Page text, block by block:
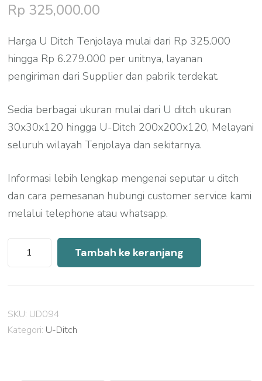
Rp 325,000.00
Harga U Ditch Tenjolaya mulai dari Rp 325.000
hingga Rp 6.279.000 per unitnya, layanan
pengiriman dari Supplier dan pabrik terdekat.
Sedia berbagai ukuran mulai dari U ditch ukuran
30x30x120 hingga U-Ditch 200x200x120, Melayani
seluruh wilayah Tenjolaya dan sekitarnya.
Informasi lebih lengkap mengenai seputar u ditch
dan cara pemesanan hubungi customer service kami
melalui telephone atau whatsapp.
Kuantitas
Harga
U
Precast
Tenjolaya
Tambah ke keranjang
SKU: UD094
Kategori: U-Ditch